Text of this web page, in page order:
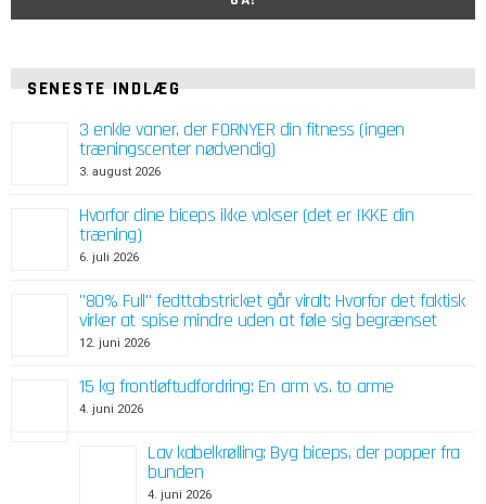
SENESTE INDLÆG
3 enkle vaner, der FORNYER din fitness (ingen
træningscenter nødvendig)
3. august 2026
Hvorfor dine biceps ikke vokser (det er IKKE din
træning)
6. juli 2026
"80% Full" fedttabstricket går viralt: Hvorfor det faktisk
virker at spise mindre uden at føle sig begrænset
12. juni 2026
15 kg frontløftudfordring: En arm vs. to arme
4. juni 2026
Lav kabelkrølling: Byg biceps, der popper fra
bunden
4. juni 2026